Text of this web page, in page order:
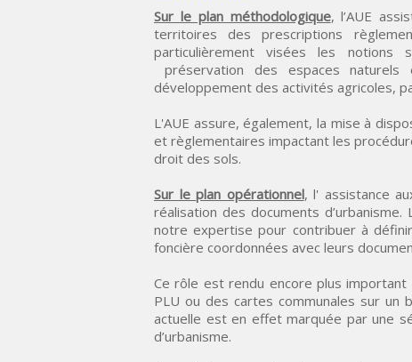
Sur le plan méthodologique, l’AUE
territoires des prescriptions
particulièrement visées les notions
préservation des espaces
développement des activités agricoles,
L'AUE assure, également, la mise à
et règlementaires impactant les
droit des sols.
Sur le plan opérationnel, l' assistance
réalisation des documents
notre expertise pour contribuer à
foncière coordonnées avec leurs
Ce rôle est rendu encore plus
PLU ou des cartes communales sur
actuelle est en effet marquée par une
d’urbanisme.